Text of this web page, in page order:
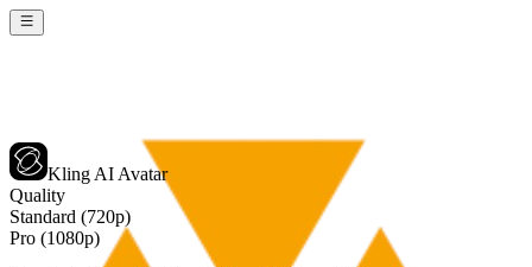
Kling AI Avatar
Quality
Standard (720p)
Pro (1080p)